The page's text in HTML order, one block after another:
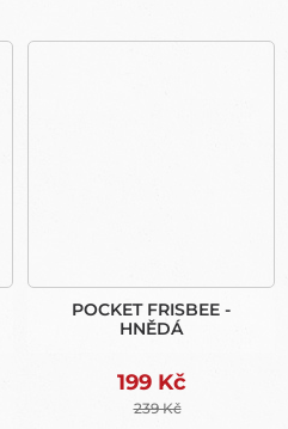
POCKET FRISBEE -
HNĚDÁ
199 Kč
239 Kč